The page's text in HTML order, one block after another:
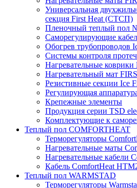
Универсальная
секция First Heat (СТСП)
Пленочный теплый пол
Саморегулирующие
Обогрев трубопроводов
Системы контроля
Нагревательные коврики
Нагревательный мат
Резистивные секции Ice
Регулирующая
Крепежные элементы
Продукция серии TSD
Комплектующие к
Теплый пол COMFORTHEAT
Терморегуляторы
Нагревательные маты
Нагревательные кабели
Кабель ComfortHeat
Теплый пол WARMSTAD
Терморегуляторы